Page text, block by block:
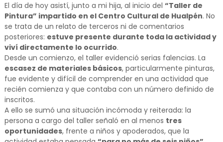
El día de hoy asistí, junto a mi hija, al inicio del “Taller de
Pintura” impartido en el Centro Cultural de Hualpén. No
se trata de un relato de terceros ni de comentarios
posteriores: estuve presente durante toda la actividad y
viví directamente lo ocurrido.
Desde un comienzo, el taller evidenció serias falencias. La
escasez de materiales básicos, particularmente pinturas,
fue evidente y difícil de comprender en una actividad que
recién comienza y que contaba con un número definido de
inscritos.
A ello se sumó una situación incómoda y reiterada: la
persona a cargo del taller señaló en al menos tres
oportunidades, frente a niños y apoderados, que la